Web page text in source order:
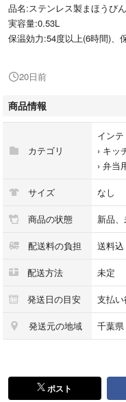
品名:ステンレス製まほうびん
実容量:0.53L
保温効力:54度以上(6時間)、
材料の種類:内びん(本体内
キン・弁パッキン/シリコーン
真空二重構造で温かいスー
広い飲み口で注ぎやすく、お
具沢山スープでしっかりお
cb9eB07FNP4MSPdde2
最後までご確認頂き誠にあ
上記をご確認頂き、ご購入い
何かご不明な点がございま
さい。
20日前
商品情報
カテゴリ
イン
› キッ
› 弁当
サイズ なし
商品の状態 新品
配送料の負担 送料込
配送方法 未定
発送日の目安 支払
発送元の地域 千葉県
ポスト